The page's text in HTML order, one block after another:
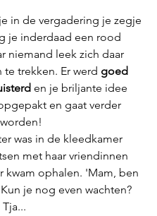
in de vergadering je zegje
je inderdaad een rood
niemand leek zich daar
te trekken. Er werd goed
en je briljante idee
en gaat verder
was in de kleedkamer
met haar vriendinnen
kwam ophalen. 'Mam, ben
je nog even wachten?